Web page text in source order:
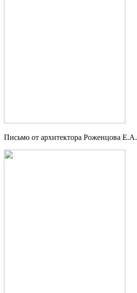
Письмо от архитектора Роженцова Е.А.